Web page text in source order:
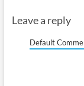
Leave a reply
Default